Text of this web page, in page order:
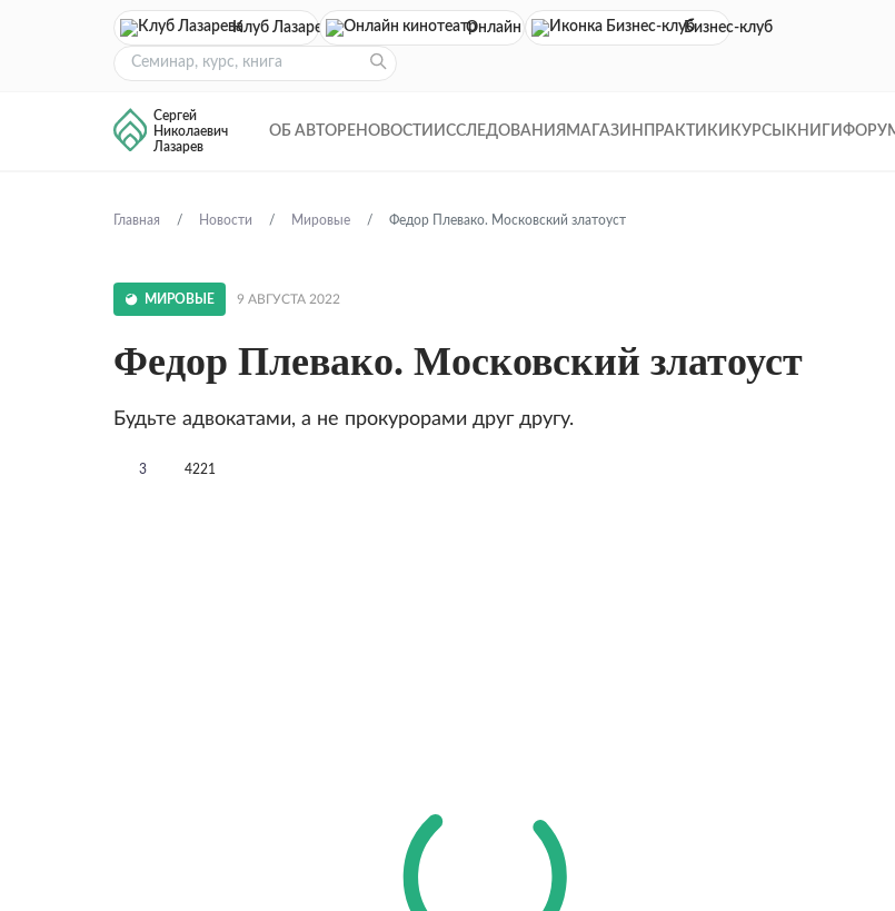
Клуб Лазарева Онлайн кинотеатр
Бизнес-клуб
Сергей
Николаевич
Лазарев
ОБ АВТОРЕ НОВОСТИ ИССЛЕДОВАНИЯ МАГАЗИН ПРАКТИКИ КУРСЫ КНИГИ
Главная Новости Мировые Федор Плевако. Московский златоуст
МИРОВЫЕ 9 АВГУСТА 2022
Федор Плевако. Московский златоуст
Будьте адвокатами, а не прокурорами друг другу.
3 4221